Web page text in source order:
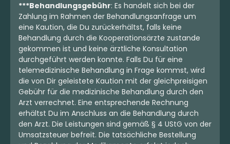
***Behandlungsgebühr: Es handelt sich bei der
Zahlung im Rahmen der Behandlungsanfrage um
eine Kaution, die Du zurückerhältst, falls keine
Behandlung durch die Kooperationsärzte zustande
gekommen ist und keine ärztliche Konsultation
durchgeführt werden konnte. Falls Du für eine
telemedizinische Behandlung in Frage kommst, wird
die von Dir geleistete Kaution mit der gleichpreisigen
Gebühr für die medizinische Behandlung durch den
Arzt verrechnet. Eine entsprechende Rechnung
erhältst Du im Anschluss an die Behandlung durch
den Arzt. Die Leistungen sind gemäß § 4 UStG von der
Umsatzsteuer befreit. Die tatsächliche Bestellung